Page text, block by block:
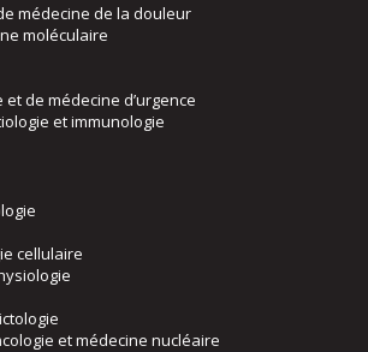
médecine de la douleur
moléculaire
de médecine d’urgence
et immunologie
cellulaire
et médecine nucléaire